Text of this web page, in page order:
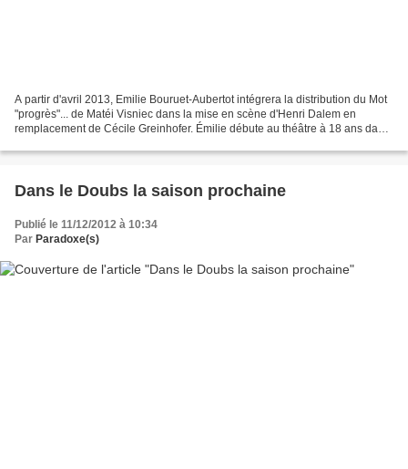
A partir d'avril 2013, Emilie Bouruet-Aubertot intégrera la distribution du Mot
"progrès"... de Matéi Visniec dans la mise en scène d'Henri Dalem en
remplacement de Cécile Greinhofer. Émilie débute au théâtre à 18 ans dans
Dans le Doubs la saison prochaine
Publié le 11/12/2012 à 10:34
Par Paradoxe(s)